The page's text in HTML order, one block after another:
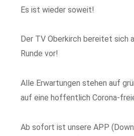
Es ist wieder soweit!
Der TV Oberkirch bereitet sich
Runde vor!
Alle Erwartungen stehen auf
auf eine hoffentlich Corona-
Ab sofort ist unsere APP